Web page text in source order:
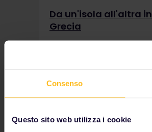
Consenso
Questo sito web utilizza i cookie
Da un'isola all'altra in
Grecia